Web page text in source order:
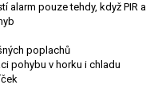
alarm pouze tehdy, když PIR a
poplachů
pohybu v horku i chladu